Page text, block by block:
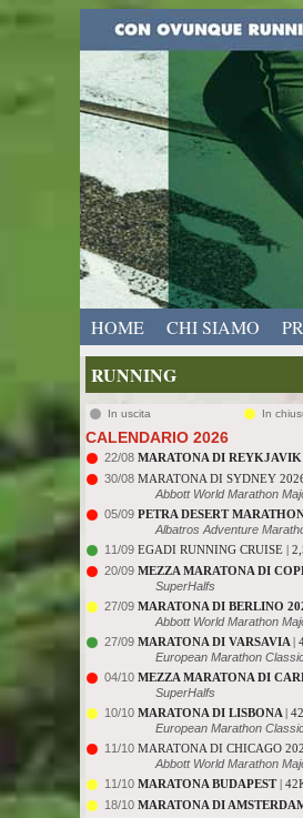
HOME CHI SIAMO
RUNNING
In uscita In
CALENDARIO 2026
22/08 MARATONA DI REYKJAVIK
30/08 MARATONA DI SYDNEY
Abbott World Marathon
05/09 PETRA DESERT
Albatros Adventure
11/09 EGADI RUNNING CRUISE |
20/09 MEZZA MARATONA DI
SuperHalfs
27/09 MARATONA DI BERLINO
Abbott World Marathon
27/09 MARATONA DI VARSAVIA |
European Marathon
04/10 MEZZA MARATONA DI
SuperHalfs
10/10 MARATONA DI LISBONA |
European Marathon
11/10 MARATONA DI CHICAGO
Abbott World Marathon
11/10 MARATONA BUDAPEST|
18/10 MARATONA DI